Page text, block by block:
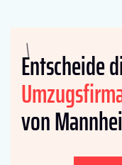
Entscheide
von